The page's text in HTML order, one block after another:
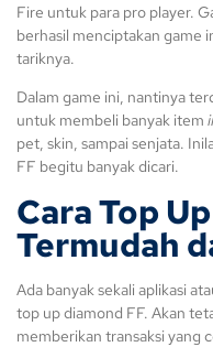
Fire untuk para pro player.
berhasil menciptakan game
tariknya.
Dalam game ini, nantinya
untuk membeli banyak item
pet, skin, sampai senjata.
FF begitu banyak dicari.
Cara Top
Termudah
Ada banyak sekali aplikasi
top up diamond FF. Akan
memberikan transaksi yang